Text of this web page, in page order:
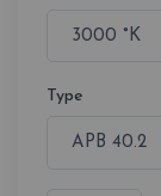
Type